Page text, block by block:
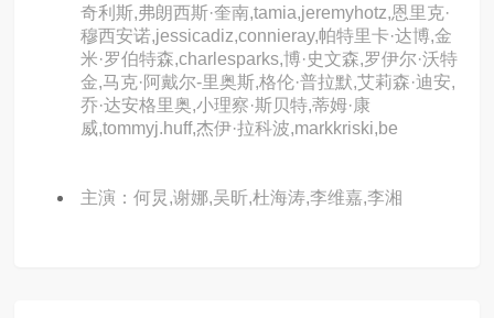
奇利斯,弗朗西斯·奎南,tamia,jeremyhotz,恩里克·
穆西安诺,jessicadiz,connieray,帕特里卡·达博,金
米·罗伯特森,charlesparks,博·史文森,罗伊尔·沃特
金,马克·阿戴尔-里奥斯,格伦·普拉默,艾莉森·迪安,
乔·达安格里奥,小理察·斯贝特,蒂姆·康
威,tommyj.huff,杰伊·拉科波,markkriski,be
主演：何炅,谢娜,吴昕,杜海涛,李维嘉,李湘